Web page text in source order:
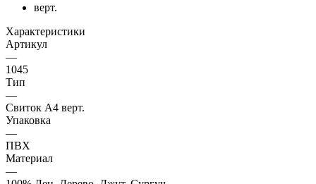
верт.
Характеристики
Артикул
—
1045
Тип
—
Свиток А4 верт.
Упаковка
—
ПВХ
Материал
—